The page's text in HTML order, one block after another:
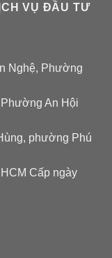
VỤ ĐẦU TƯ
Nghệ, Phường
An Hội
phường Phú
Cấp ngày